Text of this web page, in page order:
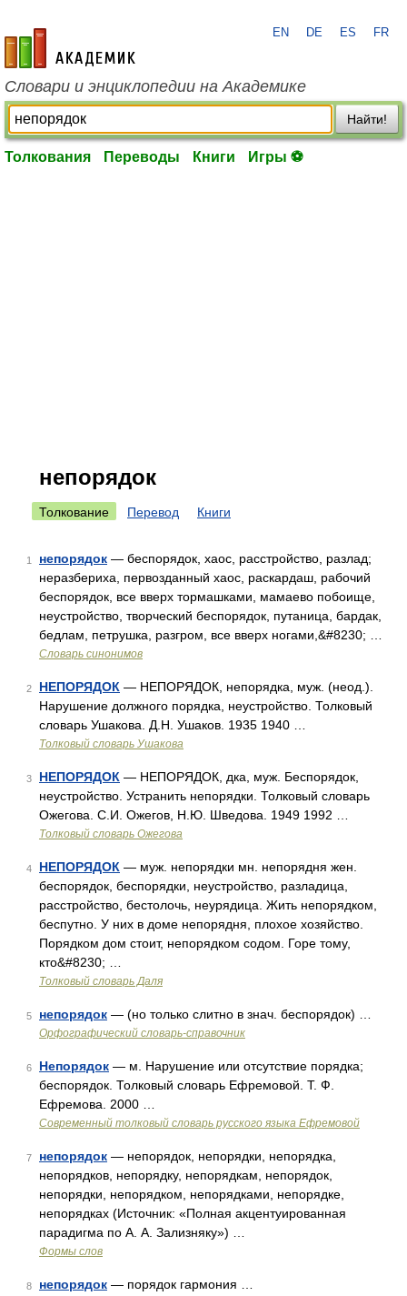
academic.ru
EN DE ES FR
Словари и энциклопедии на Академике
Найти!
Толкования Переводы Книги Игры ⚽
непорядок
Толкование Перевод Книги
1 непорядок — беспорядок, хаос, расстройство, разлад;
неразбериха, первозданный хаос, раскардаш, рабочий
беспорядок, все вверх тормашками, мамаево побоище,
неустройство, творческий беспорядок, путаница, бардак,
бедлам, петрушка, разгром, все вверх ногами,&#8230; …
Словарь синонимов
2 НЕПОРЯДОК — НЕПОРЯДОК, непорядка, муж. (неод.).
Нарушение должного порядка, неустройство. Толковый
словарь Ушакова. Д.Н. Ушаков. 1935 1940 …
Толковый словарь Ушакова
3 НЕПОРЯДОК — НЕПОРЯДОК, дка, муж. Беспорядок,
неустройство. Устранить непорядки. Толковый словарь
Ожегова. С.И. Ожегов, Н.Ю. Шведова. 1949 1992 …
Толковый словарь Ожегова
4 НЕПОРЯДОК — муж. непорядки мн. непорядня жен.
беспорядок, беспорядки, неустройство, разладица,
расстройство, бестолочь, неурядица. Жить непорядком,
беспутно. У них в доме непорядня, плохое хозяйство.
Порядком дом стоит, непорядком содом. Горе тому,
кто&#8230; …
Толковый словарь Даля
5 непорядок — (но только слитно в знач. беспорядок) …
Орфографический словарь-справочник
6 Непорядок — м. Нарушение или отсутствие порядка;
беспорядок. Толковый словарь Ефремовой. Т. Ф.
Ефремова. 2000 …
Современный толковый словарь русского языка Ефремовой
7 непорядок — непорядок, непорядки, непорядка,
непорядков, непорядку, непорядкам, непорядок,
непорядки, непорядком, непорядками, непорядке,
непорядках (Источник: «Полная акцентуированная
парадигма по А. А. Зализняку») …
Формы слов
8 непорядок — порядок гармония …